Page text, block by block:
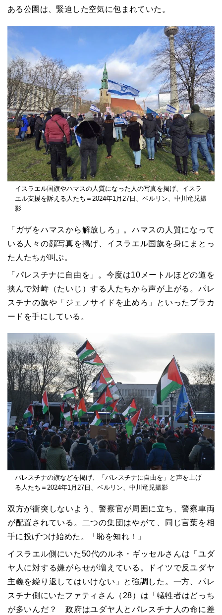
ある公園は、緊迫した空気に包まれていた。
イスラエル国旗やハマスの人質になった人の写真を掲げ、イスラ
エル支援を訴える人たち＝2024年1月27日、ベルリン、中川竜児撮
影
「ガザをハマスから解放しろ」。ハマスの人質になって
いる人々の顔写真を掲げ、イスラエル国旗を身にまとっ
た人たちが叫ぶ。
「パレスチナに自由を」。今度は10メートルほどの道を
挟んで対峙（たいじ）する人たちから声が上がる。パレ
スチナの旗や「ジェノサイドを止めろ」といったプラカ
ードを手にしている。
パレスチナの旗などを掲げ、「パレスチナに自由を」と声を上げ
る人たち＝2024年1月27日、ベルリン、中川竜児撮影
双方が衝突しないよう、警察官が周囲に立ち、警察車両
が配置されている。二つの集団はやがて、同じ言葉を相
手に投げつけ始めた。「恥を知れ！」
イスラエル側にいた50代のルネ・ギッセルさんは「ユダ
ヤ人に対する嫌がらせが増えている。ドイツで反ユダヤ
主義を繰り返してはいけない」と強調した。一方、パレ
スチナ側にいたファティさん（28）は「犠牲者はどっち
が多いんだ？ 政府はユダヤ人とパレスチナ人の命に差